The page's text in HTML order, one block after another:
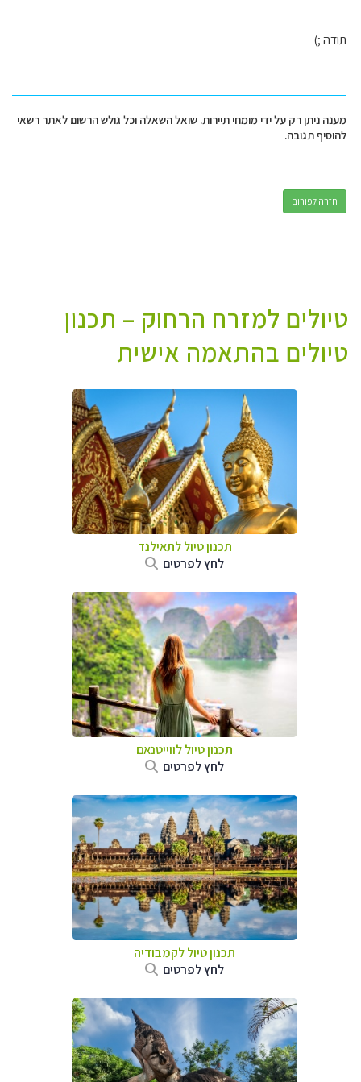
תודה ;)
מענה ניתן רק על ידי מומחי תיירות. שואל השאלה וכל גולש הרשום לאתר רשאי
להוסיף תגובה.
חזרה לפורום
טיולים למזרח הרחוק – תכנון
טיולים בהתאמה אישית
תכנון טיול לתאילנד
לחץ לפרטים
תכנון טיול לווייטנאם
לחץ לפרטים
תכנון טיוללקמבודיה
לחץ לפרטים